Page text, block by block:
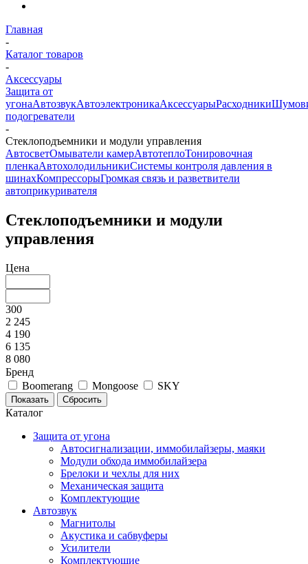
Главная
-
Каталог товаров
-
Аксессуары
Защита от
угонаАвтозвукАвтоэлектроникаАксессуарыРасходники
подогреватели
-
Стеклоподъемники и модули управления
АвтосветОмыватели камерАвтотеплоТонировочная
пленкаАвтохолодильникиСистемы контроля давления в
шинахКомпрессорыГромкая связь и разветвители
автоприкуривателя
Стеклоподъемники и модули
управления
Цена
300
2 245
4 190
6 135
8 080
Бренд
Boomerang
Mongoose SKY
Каталог
Защита от угона
Автосигнализации, иммобилайзеры, маяки
Модули обхода иммобилайзера
Брелоки и чехлы для них
Механическая защита
Комплектующие
Автозвук
Магнитолы
Акустика и сабвуферы
Усилители
Комплектующие